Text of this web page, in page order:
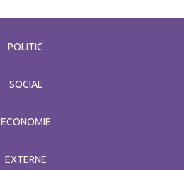
POLITIC
SOCIAL
ECONOMIE
EXTERNE